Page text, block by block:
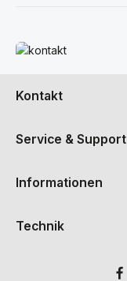
Mehr erfahren
Kontakt
Service & Support
Informationen
Technik